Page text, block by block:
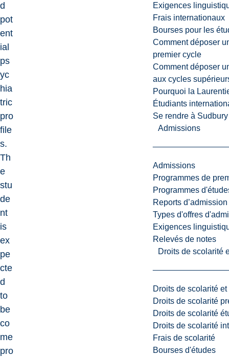
Exigences
Frais internationaux
Bourses pour les
Comment déposer
premier cycle
Comment déposer
aux cycles
Pourquoi la
Étudiants
Se rendre à Sudbury
Admissions
Admissions
Programmes de
Programmes
Reports d’admission
Types d'offres
Exigences
Relevés de notes
Droits de scolarité
Droits de scolarité
Droits de scolarité
Droits de scolarité
Droits de scolarité
Frais de scolarité
Bourses d'études
d
pot
ent
ial
ps
yc
hia
tric
pro
file
s.
Th
e
stu
de
nt
is
ex
pe
cte
d
to
be
co
me
pro